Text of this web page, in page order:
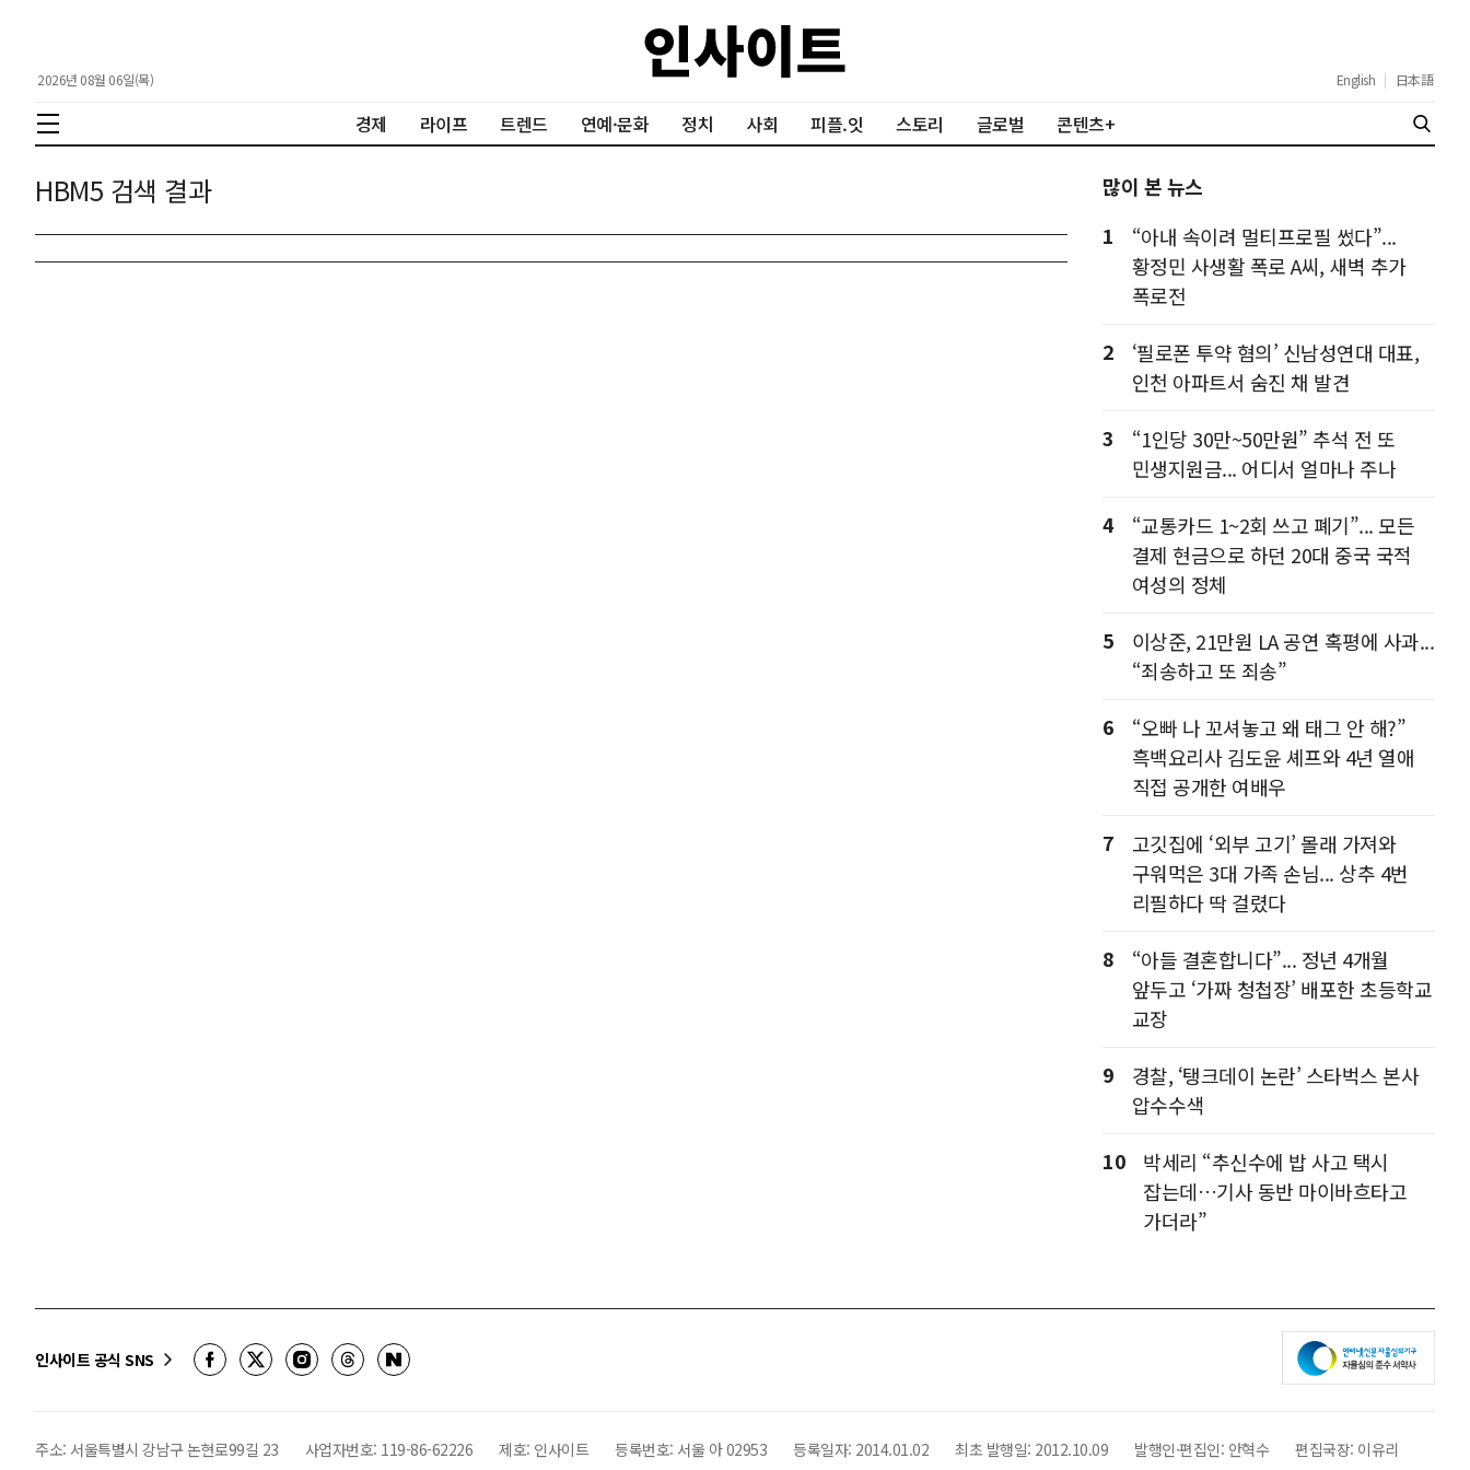
2026년 08월 06일(목) English | 日本語
경제 라이프 트렌드 연예·문화 정치 사회 피플.잇 스토리 글로벌 콘텐츠+
HBM5 검색 결과
많이 본 뉴스
1
“아내 속이려 멀티프로필 썼다”...
황정민 사생활 폭로 A씨, 새벽 추가
폭로전
2
‘필로폰 투약 혐의’ 신남성연대 대표,
인천 아파트서 숨진 채 발견
3
“1인당 30만~50만원” 추석 전 또
민생지원금... 어디서 얼마나 주나
4
“교통카드 1~2회 쓰고 폐기”... 모든
결제 현금으로 하던 20대 중국 국적
여성의 정체
5
이상준, 21만원 LA 공연 혹평에 사과...
“죄송하고 또 죄송”
6
“오빠 나 꼬셔놓고 왜 태그 안 해?”
흑백요리사 김도윤 셰프와 4년 열애
직접 공개한 여배우
7
고깃집에 ‘외부 고기’ 몰래 가져와
구워먹은 3대 가족 손님... 상추 4번
리필하다 딱 걸렸다
8
“아들 결혼합니다”... 정년 4개월
앞두고 ‘가짜 청첩장’ 배포한 초등학교
교장
9
경찰, ‘탱크데이 논란’ 스타벅스 본사
압수수색
10
박세리 “추신수에 밥 사고 택시
잡는데…기사 동반 마이바흐타고
가더라”
인사이트 공식 SNS
주소: 서울특별시 강남구 논현로99길 23 사업자번호: 119-86-62226 제호: 인사이트 등록번호: 서울 아 02953 등록일자: 2014.01.02 최초 발행일: 2012.10.09 발행인·편집인: 안혁수 편집국장: 이유리